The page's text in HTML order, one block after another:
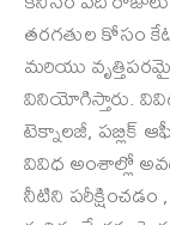
తరగతుల కోసం
మరియు
వినియోగిస్తారు.
టెక్నాలజీ, పబ్లిక్
వివిధ అంశాల్లో
నీటిని పరీక్షించడం